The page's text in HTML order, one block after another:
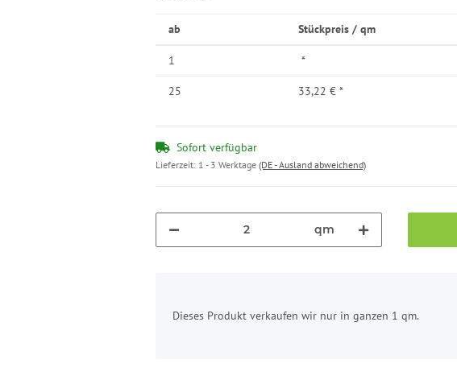
ab Stückpreis / qm
1 *
25 33,22 € *
Sofort verfügbar
Lieferzeit: 1 - 3 Werktage (DE - Ausland abweichend)
qm
Dieses Produkt verkaufen wir nur in ganzen 1 qm.